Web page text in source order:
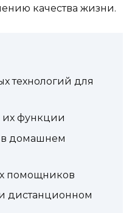
качества жизни.
технологий для
их функции
домашнем
помощников
дистанционном